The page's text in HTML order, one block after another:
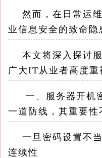
然而，在日常运维
业信息安全的致命隐
本文将深入探讨服
广大IT从业者高度
一、服务器开机密
一道防线，其重要性
一旦密码设置不当
连续性